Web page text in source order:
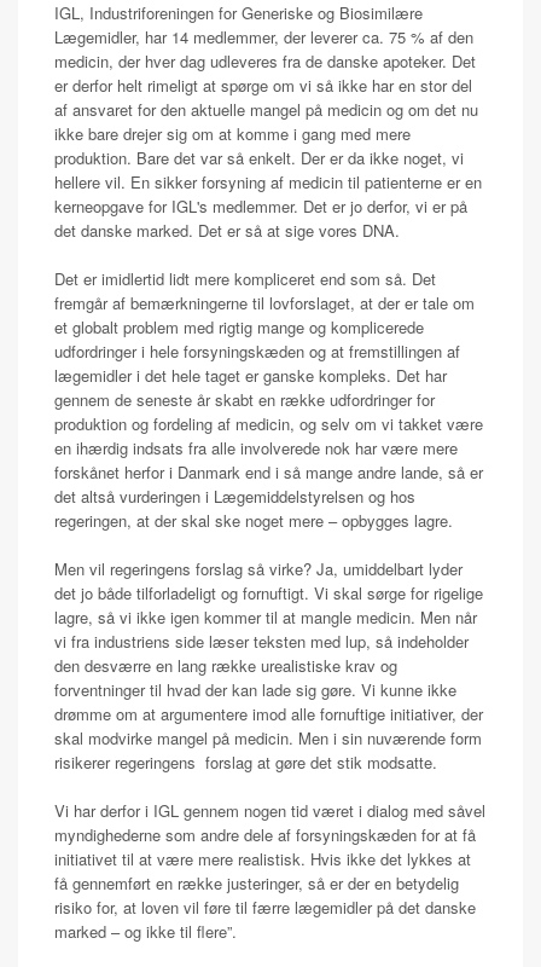
IGL, Industriforeningen for Generiske og Biosimilære
Lægemidler, har 14 medlemmer, der leverer ca. 75 % af den
medicin, der hver dag udleveres fra de danske apoteker. Det
er derfor helt rimeligt at spørge om vi så ikke har en stor del
af ansvaret for den aktuelle mangel på medicin og om det nu
ikke bare drejer sig om at komme i gang med mere
produktion. Bare det var så enkelt. Der er da ikke noget, vi
hellere vil. En sikker forsyning af medicin til patienterne er en
kerneopgave for IGL's medlemmer. Det er jo derfor, vi er på
det danske marked. Det er så at sige vores DNA.
Det er imidlertid lidt mere kompliceret end som så. Det
fremgår af bemærkningerne til lovforslaget, at der er tale om
et globalt problem med rigtig mange og komplicerede
udfordringer i hele forsyningskæden og at fremstillingen af
lægemidler i det hele taget er ganske kompleks. Det har
gennem de seneste år skabt en række udfordringer for
produktion og fordeling af medicin, og selv om vi takket være
en ihærdig indsats fra alle involverede nok har være mere
forskånet herfor i Danmark end i så mange andre lande, så er
det altså vurderingen i Lægemiddelstyrelsen og hos
regeringen, at der skal ske noget mere – opbygges lagre.
Men vil regeringens forslag så virke? Ja, umiddelbart lyder
det jo både tilforladeligt og fornuftigt. Vi skal sørge for rigelige
lagre, så vi ikke igen kommer til at mangle medicin. Men når
vi fra industriens side læser teksten med lup, så indeholder
den desværre en lang række urealistiske krav og
forventninger til hvad der kan lade sig gøre. Vi kunne ikke
drømme om at argumentere imod alle fornuftige initiativer, der
skal modvirke mangel på medicin. Men i sin nuværende form
risikerer regeringens forslag at gøre det stik modsatte.
Vi har derfor i IGL gennem nogen tid været i dialog med såvel
myndighederne som andre dele af forsyningskæden for at få
initiativet til at være mere realistisk. Hvis ikke det lykkes at
få gennemført en række justeringer, så er der en betydelig
risiko for, at loven vil føre til færre lægemidler på det danske
marked – og ikke til flere”.